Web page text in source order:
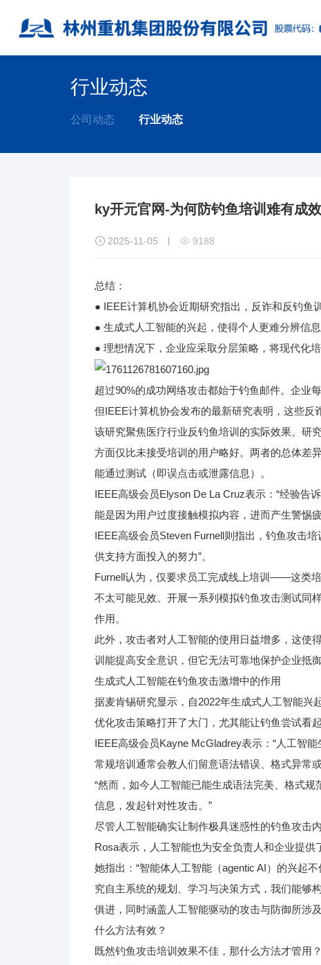
行业动态
公司动态 行业动态
ky开元官网-为何防钓鱼培训难有成效
 2025-11-05  9188
总结：
● IEEE计算机协会近期研究指出，反诈和反钓鱼
● 生成式人工智能的兴起，使得个人更难分辨信息
● 理想情况下，企业应采取分层策略，将现代化
超过90%的成功网络攻击都始于钓鱼邮件。企业
但IEEE计算机协会发布的最新研究表明，这些反
该研究聚焦医疗行业反钓鱼培训的实际效果。研
方面仅比未接受培训的用户略好。两者的总体差
能通过测试（即误点击或泄露信息）。
IEEE高级会员Elyson De La Cruz表示：“经验告
能是因为用户过度接触模拟内容，进而产生警惕
IEEE高级会员Steven Furnell则指出，钓鱼攻击
供支持方面投入的努力”。
Furnell认为，仅要求员工完成线上培训——这类
不太可能见效。开展一系列模拟钓鱼攻击测试同
作用。
此外，攻击者对人工智能的使用日益增多，这使
训能提高安全意识，但它无法可靠地保护企业抵
生成式人工智能在钓鱼攻击激增中的作用
据麦肯锡研究显示，自2022年生成式人工智能兴
优化攻击策略打开了大门，尤其能让钓鱼尝试看
IEEE高级会员Kayne McGladrey表示：“人工智
常规培训通常会教人们留意语法错误、格式异常
“然而，如今人工智能已能生成语法完美、格式
信息，发起针对性攻击。”
尽管人工智能确实让制作极具迷惑性的钓鱼攻击
Rosa表示，人工智能也为安全负责人和企业提供
她指出：“智能体人工智能（agentic AI）的兴起
究自主系统的规划、学习与决策方式，我们能够
俱进，同时涵盖人工智能驱动的攻击与防御所涉
什么方法有效？
既然钓鱼攻击培训效果不佳，那什么方法才管用？